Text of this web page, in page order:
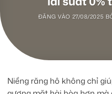
ĐĂNG VÀO 27/08/2025
Niềng răng hô không chỉ